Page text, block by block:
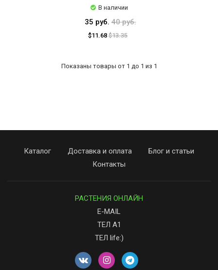
В наличии
35 руб.40 руб.
$11.68 $13.35
Показаны товары от 1 до 1 из 1
Каталог Доставка и оплата
Блог и статьи
Контакты
РАСТЕНИЯ ОНЛАЙН
E-MAIL
ТЕЛ А1
ТЕЛ life:)